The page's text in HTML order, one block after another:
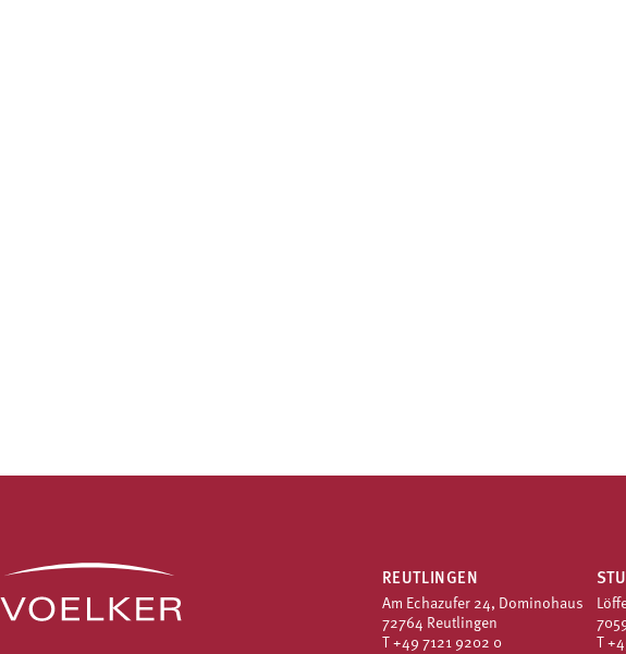
REUTLINGEN
Am Echazufer 24, Dominohaus
72764 Reutlingen
T +49 7121 9202 0
T